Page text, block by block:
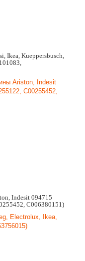
Ikea, Kueppersbusch,
Indesit 094715
C006380151)